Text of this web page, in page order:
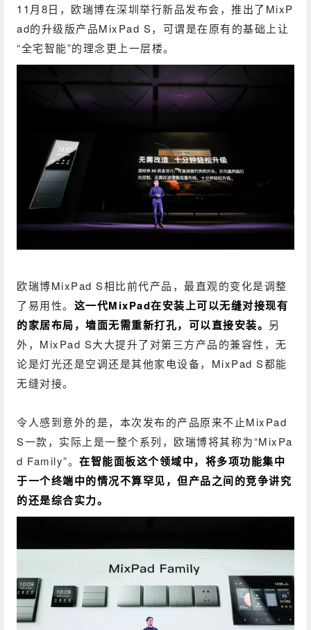
11月8日，欧瑞博在深圳举行新品发布会，推出了MixP
ad的升级版产品MixPad S，可谓是在原有的基础上让
“全宅智能”的理念更上一层楼。
欧瑞博MixPad S相比前代产品，最直观的变化是调整
了易用性。 这一代MixPad在安装上可以无缝对接现有
的家居布局，墙面无需重新打孔，可以直接安装。 另
外，MixPad S大大提升了对第三方产品的兼容性，无
论是灯光还是空调还是其他家电设备，MixPad S都能
无缝对接。
令人感到意外的是，本次发布的产品原来不止MixPad
S一款，实际上是一整个系列，欧瑞博将其称为“MixPa
d Family”。 在智能面板这个领域中，将多项功能集中
于一个终端中的情况不算罕见，但产品之间的竞争讲究
的还是综合实力。